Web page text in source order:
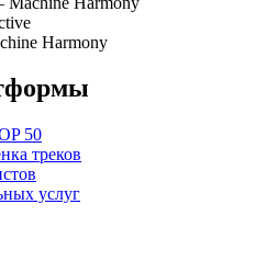
Harmony
50
треков
услуг